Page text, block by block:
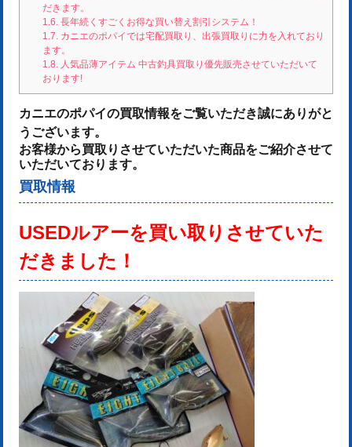
だきます。
1.6.長年続くすごくお得な買い替え割引システム！
1.7.カニエのポパイでは宅配買取り、出張買取りに力を入れており
ます。
1.8.人気品薄アイテム 中古釣具買取り優先販売させていただいて
おります!
カニエのポパイの買取情報をご覧いただき誠にありがと
うございます。
お客様から買取りさせていただいた商品をご紹介させて
いただいております。
買取情報
USEDルアーを買い取りさせていた
だきました！